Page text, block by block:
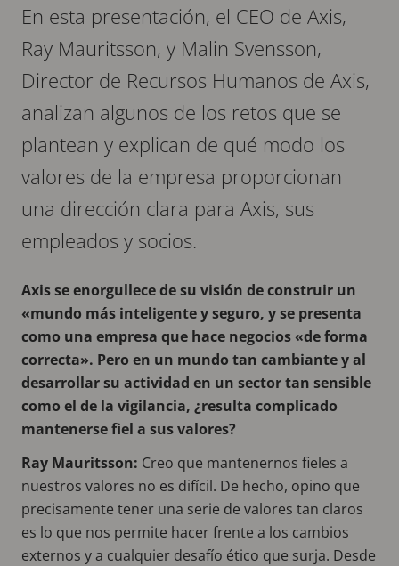
En esta presentación, el CEO de Axis,
Ray Mauritsson, y Malin Svensson,
Director de Recursos Humanos de Axis,
analizan algunos de los retos que se
plantean y explican de qué modo los
valores de la empresa proporcionan
una dirección clara para Axis, sus
empleados y socios.
Axis se enorgullece de su visión de construir un
«mundo más inteligente y seguro, y se presenta
como una empresa que hace negocios «de forma
correcta». Pero en un mundo tan cambiante y al
desarrollar su actividad en un sector tan sensible
como el de la vigilancia, ¿resulta complicado
mantenerse fiel a sus valores?
Ray Mauritsson: Creo que mantenernos fieles a
nuestros valores no es difícil. De hecho, opino que
precisamente tener una serie de valores tan claros
es lo que nos permite hacer frente a los cambios
externos y a cualquier desafío ético que surja. Desde